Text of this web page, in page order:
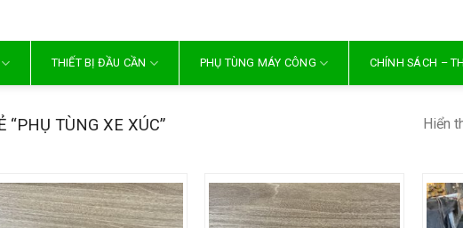
THIẾT BỊ ĐẦU CẦN PHỤ TÙNG MÁY CÔNG CHÍNH SÁCH –
TÙNG XE XÚC” Hiển